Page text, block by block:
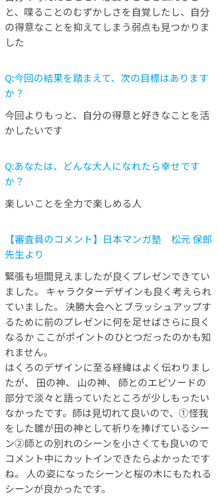
と、喋ることのむずかしさを自覚したし、自分
の得意なことを抑えてしまう弱点も見つかりま
した
Q:今回の結果を踏まえて、次の目標はあります
か？
今回よりもっと、自分の得意と好きなことを活
かしたいです
Q:あなたは、どんな大人になれたら幸せです
か？
楽しいことを全力で楽しめる人
【審査員のコメント】日本マンガ塾 松元 保郎
先生より
緊張も垣間見えましたが良くプレゼンできてい
ました。 キャラクターデザインも良く考えられ
ていました。 決勝大会へとブラッシュアップす
るために前のプレゼンに何を足せばさらに良く
なるか ここがポイントのひとつだったのかも知
れません。
はくろのデザインに至る経緯はよく伝わりまし
たが、 田の神、 山の神、 師とのエピソードの
部分で淡々と語っていたところが少しもったい
なかったです。師は見切れて良いので、①怪我
をした雛が田の神として祈りを捧げているシー
ン②師との別れのシーンを小さくても良いので
コメント中にカットインできたらよかったです
ね。 人の姿になったシーンと桜の木にもたれる
シーンが良かったです。